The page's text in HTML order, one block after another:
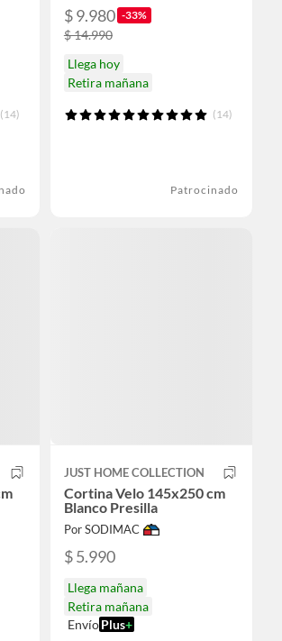
(14)
$ 9.980 -33%
$ 14.990
Llega hoy
Retira mañana
(14)
Patrocinado
JUST HOME COLLECTION
Cortina Velo 145x250 cm
Blanco Presilla
Por SODIMAC
$ 5.990
Llega mañana
Retira mañana
EnvíoPlus+